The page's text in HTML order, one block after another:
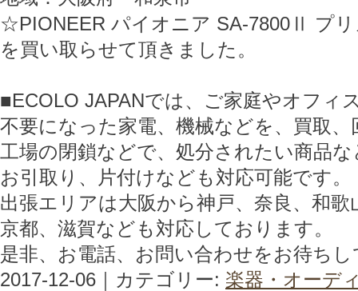
☆PIONEER パイオニア SA-7800Ⅱ プ
を買い取らせて頂きました。
■ECOLO JAPANでは、ご家庭やオフィ
不要になった家電、機械などを、買取
工場の閉鎖などで、処分されたい商品な
お引取り、片付けなども対応可能です。
出張エリアは大阪から神戸、奈良、和歌
京都、滋賀なども対応しております。
是非、お電話、お問い合わせをお待ち
2017-12-06｜カテゴリー: 楽器・オーデ